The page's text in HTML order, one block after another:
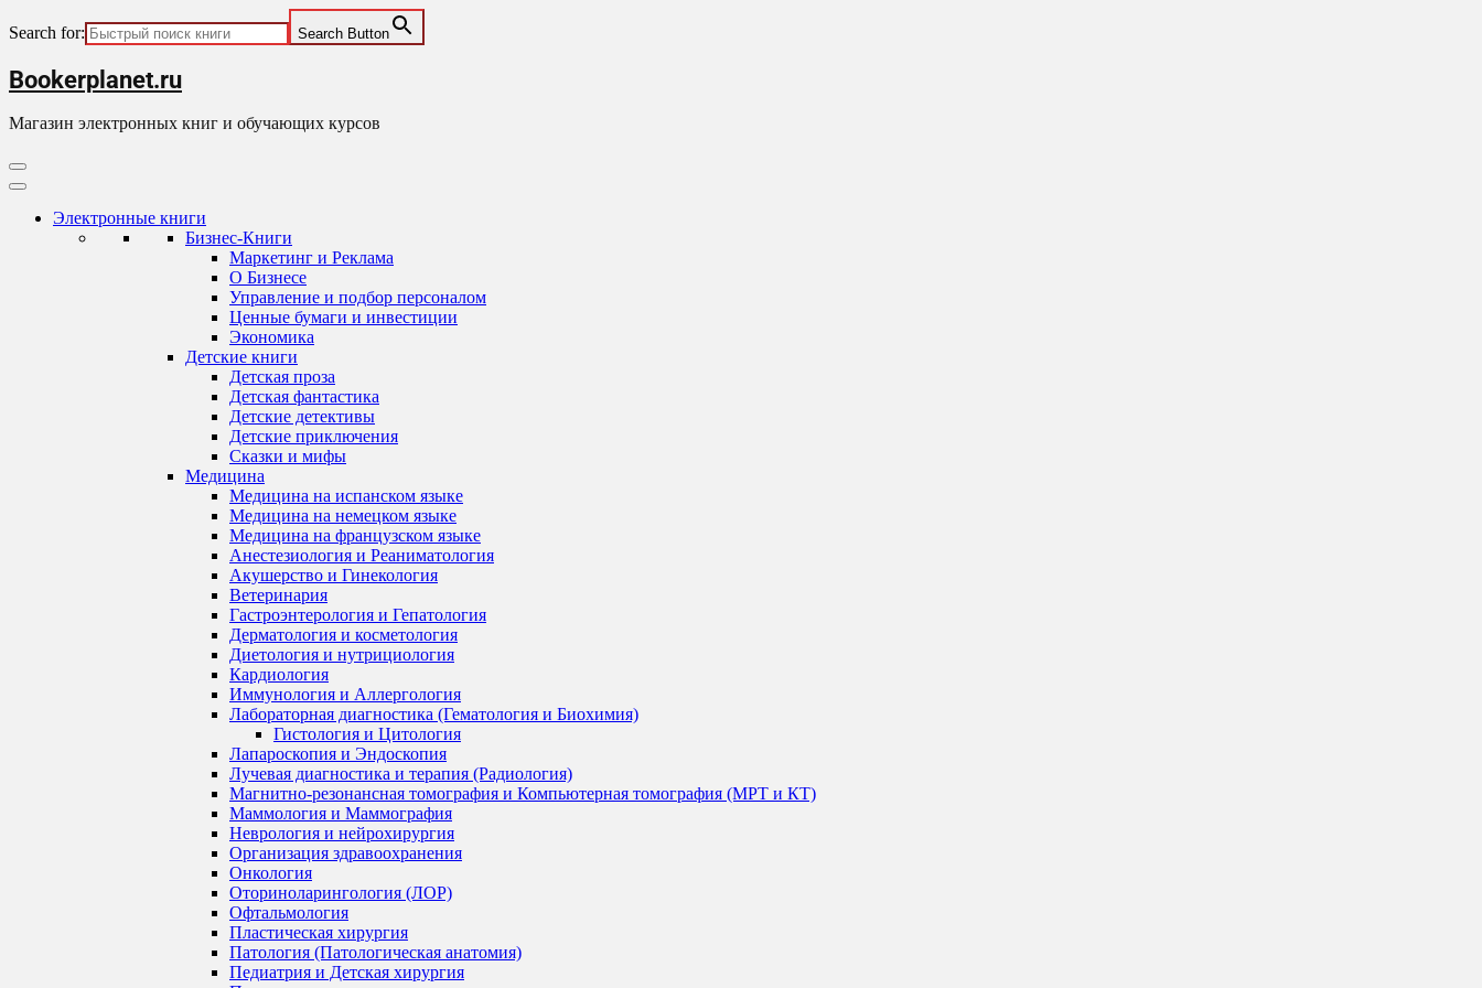
Search for: Search Button
Skip
to
content
Bookerplanet.ru
Магазин электронных книг и обучающих курсов
Primary
Menu
Электронные книги
Бизнес-Книги
Маркетинг и Реклама
О Бизнесе
Управление и подбор персоналом
Ценные бумаги и инвестиции
Экономика
Детские книги
Детская проза
Детская фантастика
Детские детективы
Детские приключения
Сказки и мифы
Медицина
Медицина на испанском языке
Медицина на немецком языке
Медицина на французском языке
Анестезиология и Реаниматология
Акушерство и Гинекология
Ветеринария
Гастроэнтерология и Гепатология
Дерматология и косметология
Диетология и нутрициология
Кардиология
Иммунология и Аллергология
Лабораторная диагностика (Гематология и Биохимия)
Гистология и Цитология
Лапароскопия и Эндоскопия
Лучевая диагностика и терапия (Радиология)
Магнитно-резонансная томография и Компьютерная томография (МРТ и КТ)
Маммология и Маммография
Неврология и нейрохирургия
Организация здравоохранения
Онкология
Оториноларингология (ЛОР)
Офтальмология
Пластическая хирургия
Патология (Патологическая анатомия)
Педиатрия и Детская хирургия